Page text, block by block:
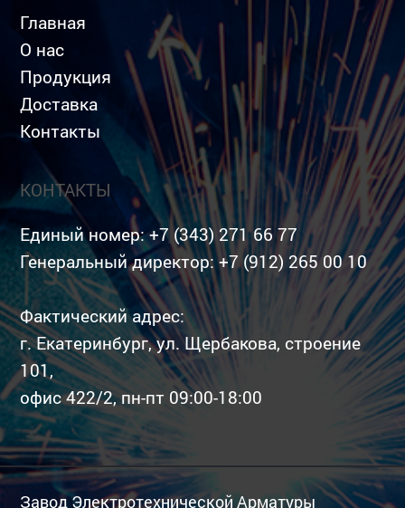
Главная
О нас
Продукция
Доставка
Контакты
КОНТАКТЫ
Единый номер:+7 (343) 271 66 77
Генеральный директор:+7 (912) 265 00 10
Фактический адрес:
г. Екатеринбург, ул. Щербакова, строение
101,
офис 422/2, пн-пт 09:00-18:00
Завод Электротехнической Арматуры